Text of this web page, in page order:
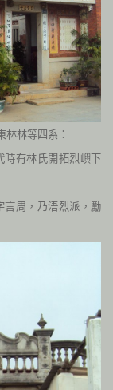
林等四系：
時有林氏開拓烈嶼下
言周，乃浯烈派，勵